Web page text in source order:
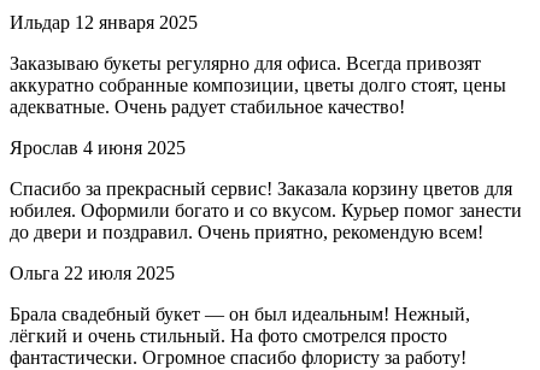
Ильдар 12 января 2025
Заказываю букеты регулярно для офиса. Всегда привозят
аккуратно собранные композиции, цветы долго стоят, цены
адекватные. Очень радует стабильное качество!
Ярослав 4 июня 2025
Спасибо за прекрасный сервис! Заказала корзину цветов для
юбилея. Оформили богато и со вкусом. Курьер помог занести
до двери и поздравил. Очень приятно, рекомендую всем!
Ольга 22 июля 2025
Брала свадебный букет — он был идеальным! Нежный,
лёгкий и очень стильный. На фото смотрелся просто
фантастически. Огромное спасибо флористу за работу!